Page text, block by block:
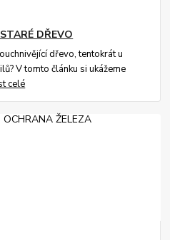
DŘEVO
dřevo, tentokrát u
V tomto článku si ukážeme
celé